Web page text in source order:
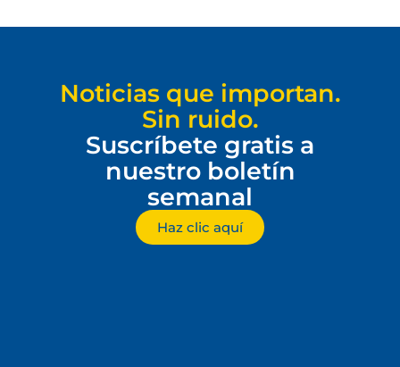
Noticias que importan.
Sin ruido.
Suscríbete gratis a
nuestro boletín
semanal
Haz clic aquí